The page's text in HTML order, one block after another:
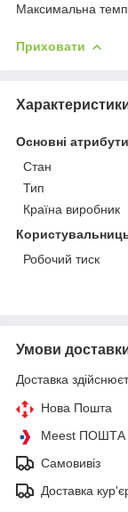
Максимальна
Приховати
Основні атрибути
Стан
Тип
Країна виробник
Робочий тиск
Умови
Доставка
Нова Пошта
Meest ПОШТА
Самовивіз
Доставка